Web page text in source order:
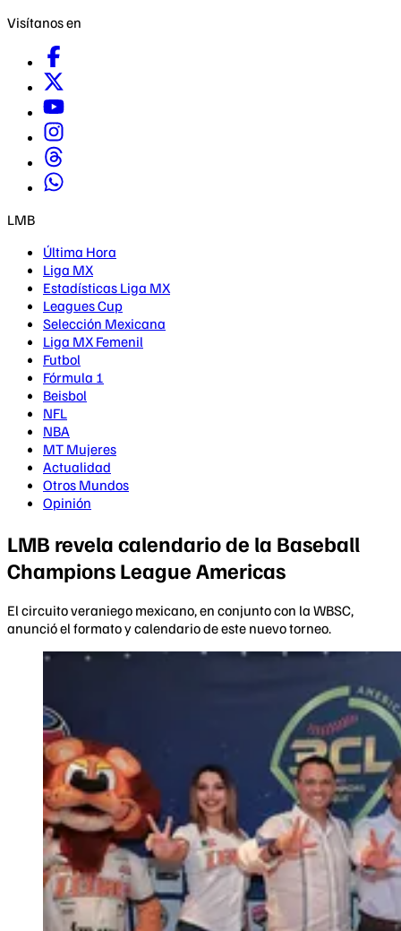
Visítanos en
LMB
Última Hora
Liga MX
Estadísticas Liga MX
Leagues Cup
Selección Mexicana
Liga MX Femenil
Futbol
Fórmula 1
Beisbol
NFL
NBA
MT Mujeres
Actualidad
Otros Mundos
Opinión
LMB revela calendario de la Baseball
Champions League Americas
El circuito veraniego mexicano, en conjunto con la WBSC,
anunció el formato y calendario de este nuevo torneo.